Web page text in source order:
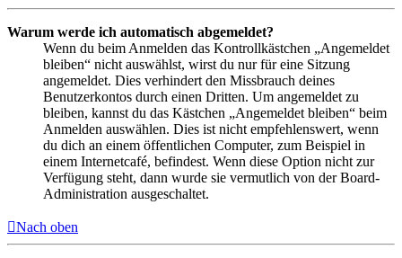
Warum werde ich automatisch abgemeldet?
Wenn du beim Anmelden das Kontrollkästchen „Angemeldet
bleiben“ nicht auswählst, wirst du nur für eine Sitzung
angemeldet. Dies verhindert den Missbrauch deines
Benutzerkontos durch einen Dritten. Um angemeldet zu
bleiben, kannst du das Kästchen „Angemeldet bleiben“ beim
Anmelden auswählen. Dies ist nicht empfehlenswert, wenn
du dich an einem öffentlichen Computer, zum Beispiel in
einem Internetcafé, befindest. Wenn diese Option nicht zur
Verfügung steht, dann wurde sie vermutlich von der Board-
Administration ausgeschaltet.
Nach oben